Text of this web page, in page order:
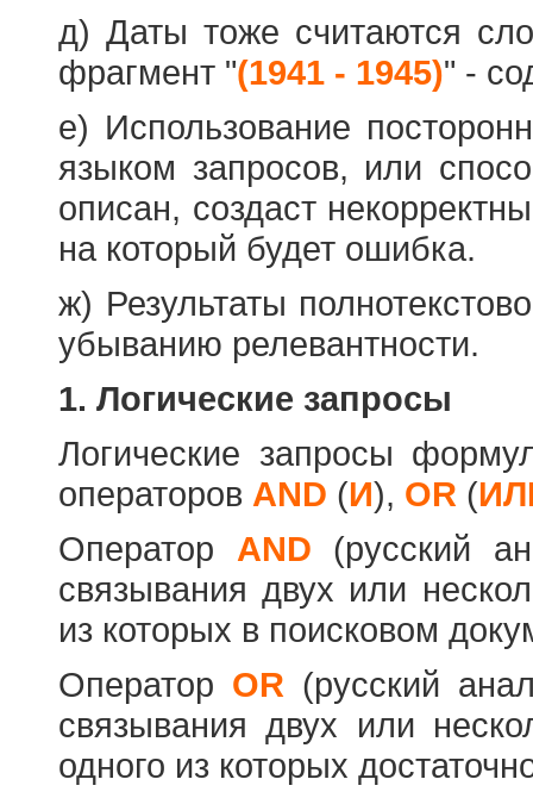
д) Даты тоже считаются
фрагмент "(1941 - 1945)" -
е) Использование
языком запросов, или
описан, создаст
на который будет ошибка.
ж) Результаты
убыванию релевантности.
1. Логические запросы
Логические запросы
операторов AND (И), OR (
Оператор AND (русский
связывания двух или
из которых в поисковом
Оператор OR (русский
связывания двух или
одного из которых